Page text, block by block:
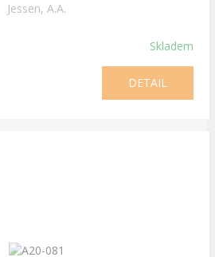
Jessen, A.A.
Skladem
DETAIL